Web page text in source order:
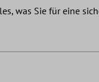
was Sie für eine